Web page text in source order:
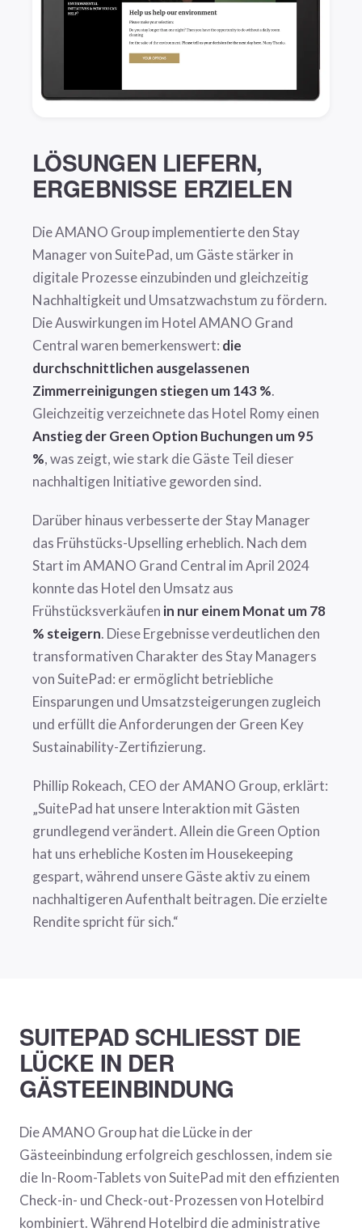
LÖSUNGEN LIEFERN,
ERGEBNISSE ERZIELEN
Die AMANO Group implementierte den Stay
Manager von SuitePad, um Gäste stärker in
digitale Prozesse einzubinden und gleichzeitig
Nachhaltigkeit und Umsatzwachstum zu fördern.
Die Auswirkungen im Hotel AMANO Grand
Central waren bemerkenswert: die
durchschnittlichen ausgelassenen
Zimmerreinigungen stiegen um 143 %.
Gleichzeitig verzeichnete das Hotel Romy einen
Anstieg der Green Option Buchungen um 95
%, was zeigt, wie stark die Gäste Teil dieser
nachhaltigen Initiative geworden sind.
Darüber hinaus verbesserte der Stay Manager
das Frühstücks-Upselling erheblich. Nach dem
Start im AMANO Grand Central im April 2024
konnte das Hotel den Umsatz aus
Frühstücksverkäufen in nur einem Monat um 78
% steigern. Diese Ergebnisse verdeutlichen den
transformativen Charakter des Stay Managers
von SuitePad: er ermöglicht betriebliche
Einsparungen und Umsatzsteigerungen zugleich
und erfüllt die Anforderungen der Green Key
Sustainability-Zertifizierung.
Phillip Rokeach, CEO der AMANO Group, erklärt:
„SuitePad hat unsere Interaktion mit Gästen
grundlegend verändert. Allein die Green Option
hat uns erhebliche Kosten im Housekeeping
gespart, während unsere Gäste aktiv zu einem
nachhaltigeren Aufenthalt beitragen. Die erzielte
Rendite spricht für sich.“
SUITEPAD SCHLIESST DIE L
ÜCKE IN DER
GÄSTEEINBINDUNG
Die AMANO Group hat die Lücke in der
Gästeeinbindung erfolgreich geschlossen, indem sie
die In-Room-Tablets von SuitePad mit den effizienten
Check-in- und Check-out-Prozessen von Hotelbird
kombiniert. Während Hotelbird die administrative